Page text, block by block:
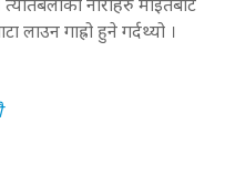
नारीहरु माइतबाट
लाउन गाह्रो हुने गर्दथ्यो ।